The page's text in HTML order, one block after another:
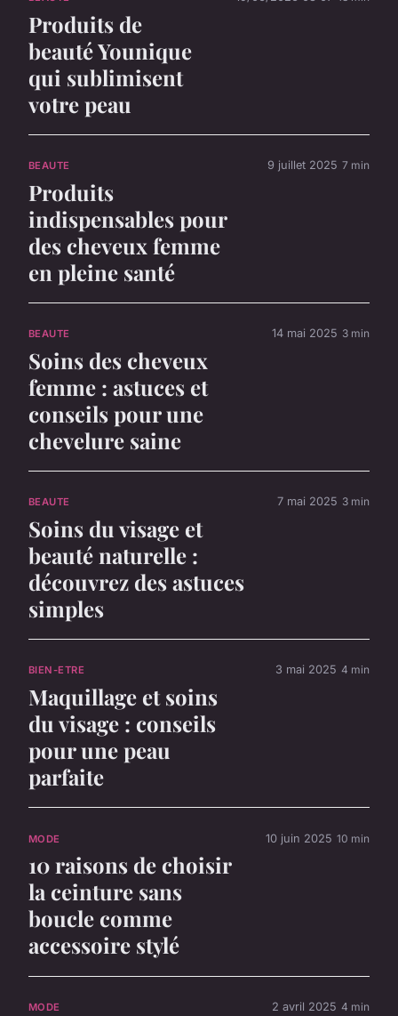
Produits de
beauté Younique
qui sublimisent
votre peau
BEAUTE
Produits
indispensables pour
des cheveux femme
en pleine santé
9 juillet 2025 7 min
BEAUTE
Soins des cheveux
femme : astuces et
conseils pour une
chevelure saine
14 mai 2025 3 min
BEAUTE
Soins du visage et
beauté naturelle :
découvrez des astuces
simples
7 mai 2025 3 min
BIEN-ETRE
Maquillage et soins
du visage : conseils
pour une peau
parfaite
3 mai 2025 4 min
MODE
10 raisons de choisir
la ceinture sans
boucle comme
accessoire stylé
10 juin 2025 10 min
MODE 2 avril 2025 4 min